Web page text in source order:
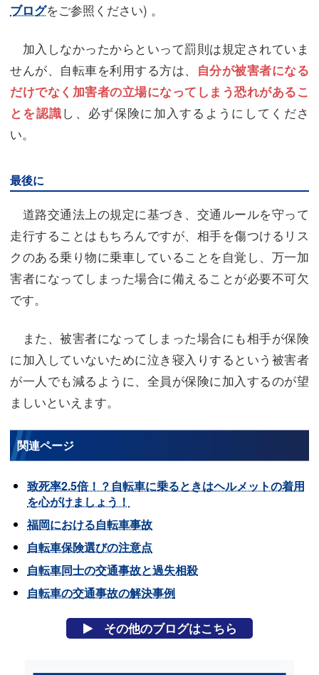
ブログをご参照ください) 。
加入しなかったからといって罰則は規定されていま
せんが、自転車を利用する方は、
自分が被害者になる
だけでなく加害者の立場になってしまう恐れがあるこ
とを認識し、必ず保険に加入するようにしてくださ
い。
最後に
道路交通法上の規定に基づき、交通ルールを守って
走行することはもちろんですが、相手を傷つけるリス
クのある乗り物に乗車していることを自覚し、万一加
害者になってしまった場合に備えることが必要不可欠
です。
また、被害者になってしまった場合にも相手が保険
に加入していないために泣き寝入りするという被害者
が一人でも減るように、全員が保険に加入するのが望
ましいといえます。
関連ページ
致死率2.5倍！？自転車に乗るときはヘルメットの着用
を心がけましょう！
福岡における自転車事故
自転車保険選びの注意点
自転車同士の交通事故と過失相殺
自転車の交通事故の解決事例
その他のブログはこちら